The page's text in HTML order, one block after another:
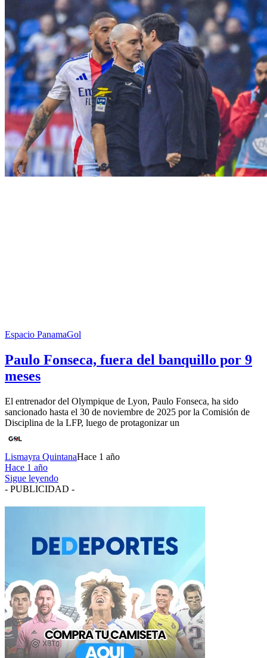
Espacio PanamaGol
Paulo Fonseca, fuera del banquillo por 9
meses
El entrenador del Olympique de Lyon, Paulo Fonseca, ha sido
sancionado hasta el 30 de noviembre de 2025 por la Comisión de
Disciplina de la LFP, luego de protagonizar un
Lismayra QuintanaHace 1 año
Hace 1 año
Sigue leyendo
- PUBLICIDAD -